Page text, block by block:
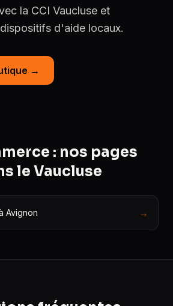
la CCI Vaucluse et
d'aide locaux.
→
: nos pages
le Vaucluse
Avignon →